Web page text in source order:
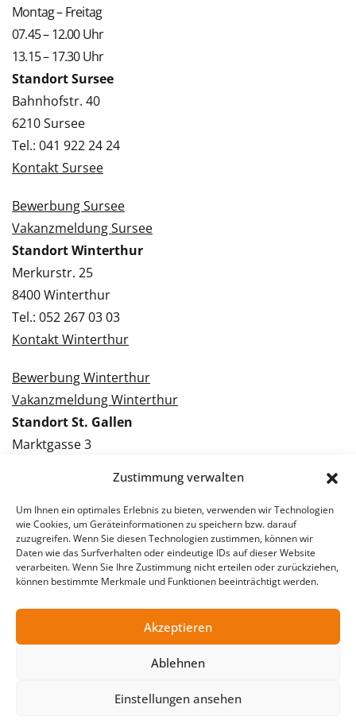
Zustimmung verwalten
Um Ihnen ein optimales Erlebnis zu bieten, verwenden wir Technologien
wie Cookies, um Geräteinformationen zu speichern bzw. darauf
zuzugreifen. Wenn Sie diesen Technologien zustimmen, können wir
Daten wie das Surfverhalten oder eindeutige IDs auf dieser Website
verarbeiten. Wenn Sie Ihre Zustimmung nicht erteilen oder zurückziehen,
können bestimmte Merkmale und Funktionen beeinträchtigt werden.
Akzeptieren
Ablehnen
Einstellungen ansehen
Montag – Freitag
07.45 – 12.00 Uhr
13.15 – 17.30 Uhr
Standort Sursee
Bahnhofstr. 40
6210 Sursee
Tel.: 041 922 24 24
Kontakt Sursee
Bewerbung Sursee
Vakanzmeldung Sursee
Standort Winterthur
Merkurstr. 25
8400 Winterthur
Tel.: 052 267 03 03
Kontakt Winterthur
Bewerbung Winterthur
Vakanzmeldung Winterthur
Standort St. Gallen
Marktgasse 3
Kontakt St. Gallen
Bewerbung St. Gallen
Vakanzmeldung St. Gallen
© 2026 Stellentreff AG
Datenschutzerklärung